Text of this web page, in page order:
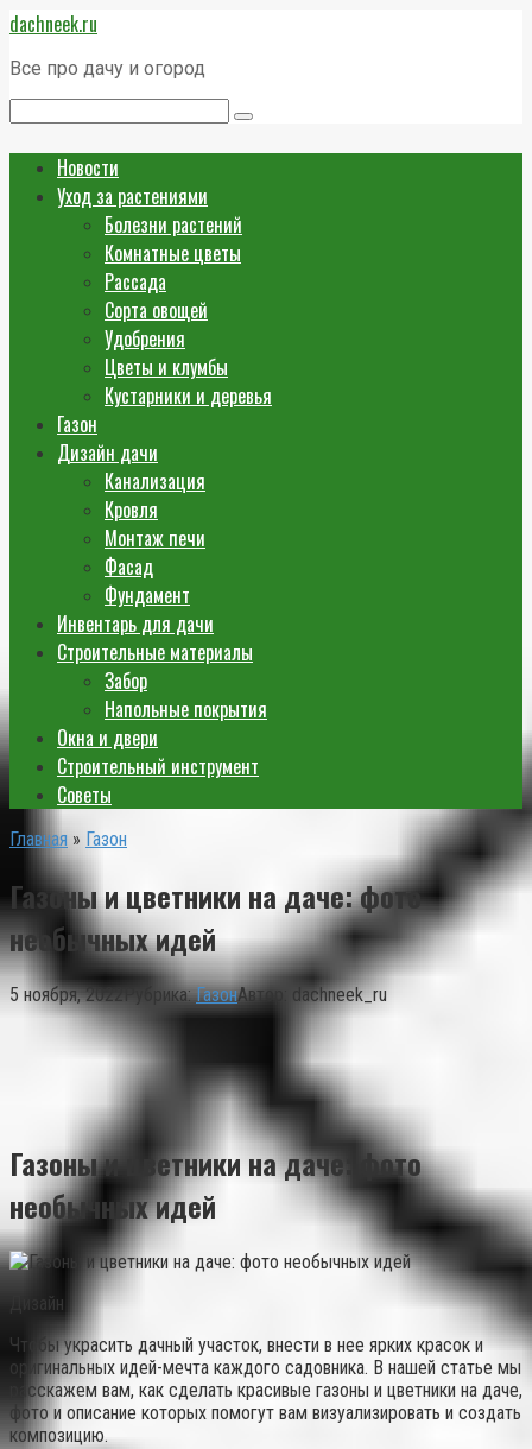
Перейти
к
контенту
dachneek.ru
Все про дачу и огород
Новости
Уход за растениями
Болезни растений
Комнатные цветы
Рассада
Сорта овощей
Удобрения
Цветы и клумбы
Кустарники и деревья
Газон
Дизайн дачи
Канализация
Кровля
Монтаж печи
Фасад
Фундамент
Инвентарь для дачи
Строительные материалы
Забор
Напольные покрытия
Окна и двери
Строительный инструмент
Советы
Главная » Газон
Газоны и цветники на даче: фото
необычных идей
5 ноября, 2022Рубрика: ГазонАвтор: dachneek_ru
Газоны и цветники на даче: фото
необычных идей
Дизайн
Чтобы украсить дачный участок, внести в нее ярких красок и
оригинальных идей-мечта каждого садовника. В нашей статье мы
расскажем вам, как сделать красивые газоны и цветники на даче,
фото и описание которых помогут вам визуализировать и создать
композицию.